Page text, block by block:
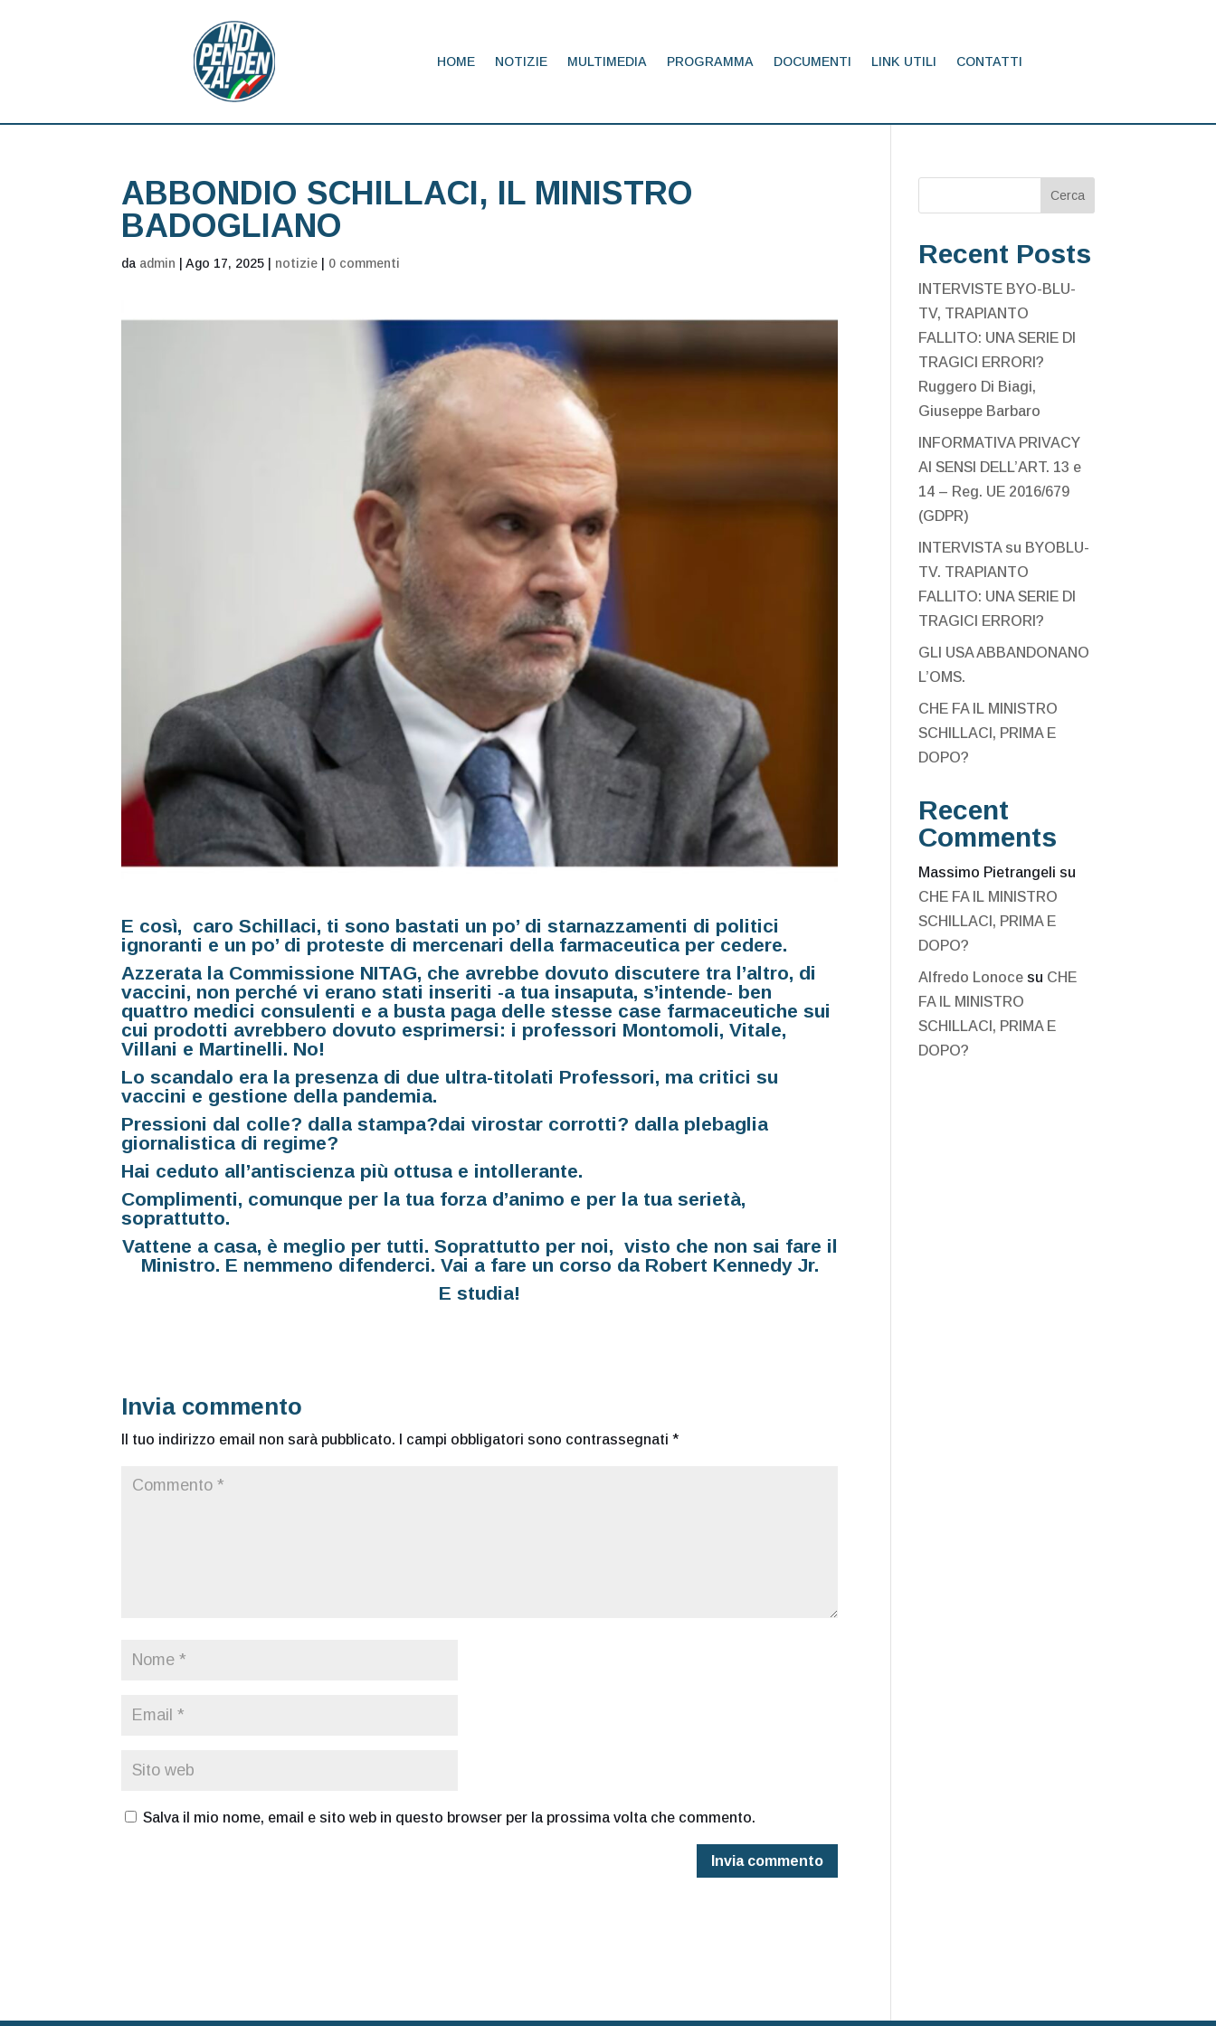
HOME NOTIZIE MULTIMEDIA PROGRAMMA DOCUMENTI LINK UTILI CONTATTI
ABBONDIO SCHILLACI, IL MINISTRO
BADOGLIANO
da admin |Ago 17, 2025 notizie 0 commenti
E così, caro Schillaci, ti sono bastati un po’ di starnazzamenti di politici
ignoranti e un po’ di proteste di mercenari della farmaceutica per cedere.
Azzerata la Commissione NITAG, che avrebbe dovuto discutere tra l’altro, di
vaccini, non perché vi erano stati inseriti -a tua insaputa, s’intende- ben
quattro medici consulenti e a busta paga delle stesse case farmaceutiche sui
cui prodotti avrebbero dovuto esprimersi: i professori Montomoli, Vitale,
Villani e Martinelli. No!
Lo scandalo era la presenza di due ultra-titolati Professori, ma critici su
vaccini e gestione della pandemia.
Pressioni dal colle? dalla stampa?dai virostar corrotti? dalla plebaglia
giornalistica di regime?
Hai ceduto all’antiscienza più ottusa e intollerante.
Complimenti, comunque per la tua forza d’animo e per la tua serietà,
soprattutto.
Vattene a casa, è meglio per tutti. Soprattutto per noi, visto che non sai fare il
Ministro. E nemmeno difenderci. Vai a fare un corso da Robert Kennedy Jr.
E studia!
Invia commento
Il tuo indirizzo email non sarà pubblicato. I campi obbligatori sono contrassegnati*
Salva il mio nome, email e sito web in questo browser per la prossima volta che commento.
Cerca
Recent Posts
INTERVISTE BYO-BLU-
TV, TRAPIANTO
FALLITO: UNA SERIE DI
TRAGICI ERRORI?
Ruggero Di Biagi,
Giuseppe Barbaro
INFORMATIVA PRIVACY
AI SENSI DELL’ART. 13 e
14 – Reg. UE 2016/679
(GDPR)
INTERVISTA su BYOBLU-
TV. TRAPIANTO
FALLITO: UNA SERIE DI
TRAGICI ERRORI?
GLI USA ABBANDONANO
L’OMS.
CHE FA IL MINISTRO
SCHILLACI, PRIMA E
DOPO?
Recent
Comments
Massimo Pietrangeli su
CHE FA IL MINISTRO
SCHILLACI, PRIMA E
DOPO?
Alfredo Lonoce su CHE
FA IL MINISTRO
SCHILLACI, PRIMA E
DOPO?